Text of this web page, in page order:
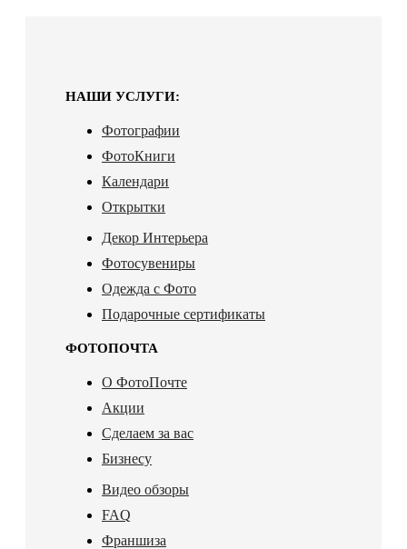
НАШИ УСЛУГИ:
Фотографии
ФотоКниги
Календари
Открытки
Декор Интерьера
Фотосувениры
Одежда с Фото
Подарочные сертификаты
ФОТОПОЧТА
О ФотоПочте
Акции
Сделаем за вас
Бизнесу
Видео обзоры
FAQ
Франшиза